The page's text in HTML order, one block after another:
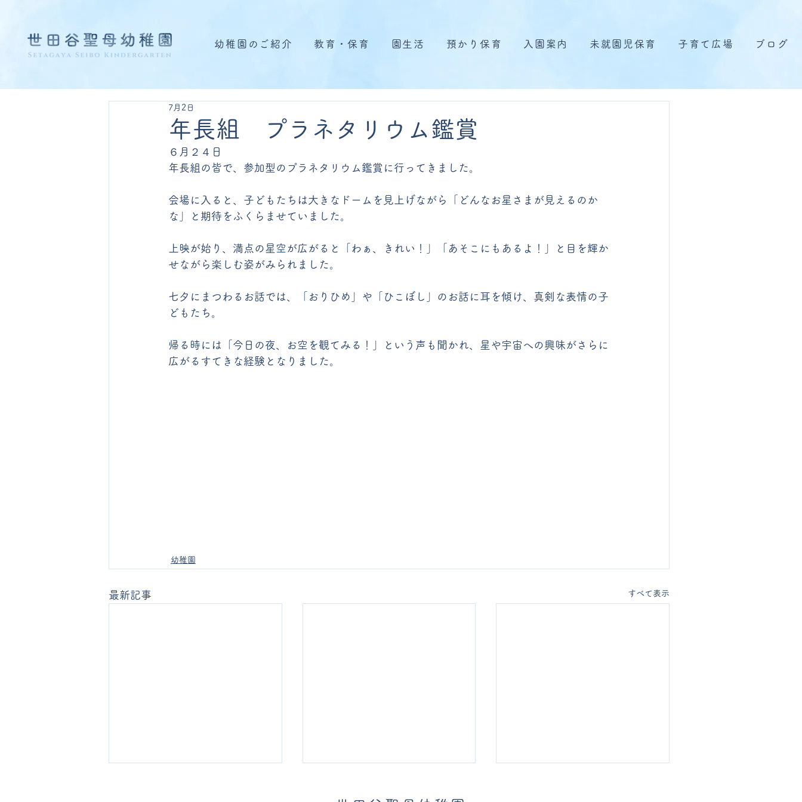
幼稚園のご紹介 教育・保育 園生活 預かり保育 入園案内 未就園児保育 子育て広場 ブログ
年長組 プラネタリウム鑑賞
7月2日
６月２４日
年長組の皆で、参加型のプラネタリウム鑑賞に行ってきました。
会場に入ると、子どもたちは大きなドームを見上げながら「どんなお星さまが見えるのか
な」と期待をふくらませていました。
上映が始り、満点の星空が広がると「わぁ、きれい！」「あそこにもあるよ！」と目を輝か
せながら楽しむ姿がみられました。
七夕にまつわるお話では、「おりひめ」や「ひこぼし」のお話に耳を傾け、真剣な表情の子
どもたち。
帰る時には「今日の夜、お空を観てみる！」という声も聞かれ、星や宇宙への興味がさらに
広がるすてきな経験となりました。
幼稚園
最新記事 すべて表示